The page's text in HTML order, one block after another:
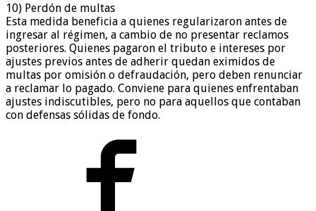
10) Perdón de multas
Esta medida beneficia a quienes regularizaron antes de
ingresar al régimen, a cambio de no presentar reclamos
posteriores. Quienes pagaron el tributo e intereses por
ajustes previos antes de adherir quedan eximidos de
multas por omisión o defraudación, pero deben renunciar
a reclamar lo pagado. Conviene para quienes enfrentaban
ajustes indiscutibles, pero no para aquellos que contaban
con defensas sólidas de fondo.